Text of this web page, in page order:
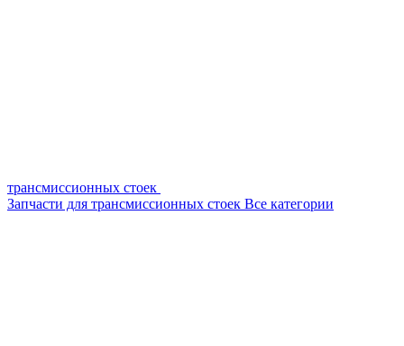
трансмиссионных стоек
Запчасти для трансмиссионных стоек Все категории